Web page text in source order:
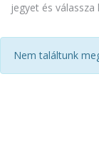
jegyet és
Nem találtunk